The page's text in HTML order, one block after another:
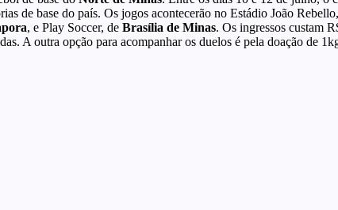
de base do país. Os jogos acontecerão no Estádio João
, e Play Soccer, de Brasília de Minas. Os ingressos custam
A outra opção para acompanhar os duelos é pela doação de